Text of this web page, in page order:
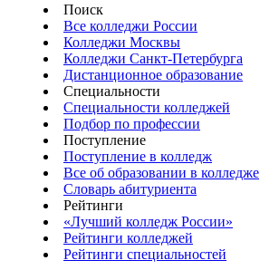
Поиск
Все колледжи России
Колледжи Москвы
Колледжи Санкт-Петербурга
Дистанционное образование
Специальности
Специальности колледжей
Подбор по профессии
Поступление
Поступление в колледж
Все об образовании в колледже
Словарь абитуриента
Рейтинги
«Лучший колледж России»
Рейтинги колледжей
Рейтинги специальностей